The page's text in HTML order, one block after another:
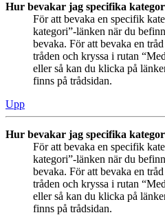
Hur bevakar jag specifika
För att bevaka en specifik
kategori”-länken när du
bevaka. För att bevaka en
tråden och kryssa i rutan
eller så kan du klicka på
finns på trådsidan.
Upp
Hur bevakar jag specifika
För att bevaka en specifik
kategori”-länken när du
bevaka. För att bevaka en
tråden och kryssa i rutan
eller så kan du klicka på
finns på trådsidan.